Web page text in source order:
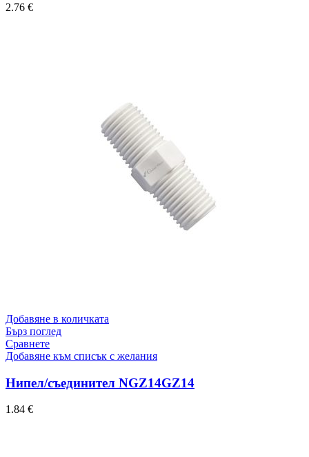
2.76 €
Добавяне в количката
Бърз поглед
Сравнете
Добавяне към списък с желания
Нипел/съединител NGZ14GZ14
1.84 €